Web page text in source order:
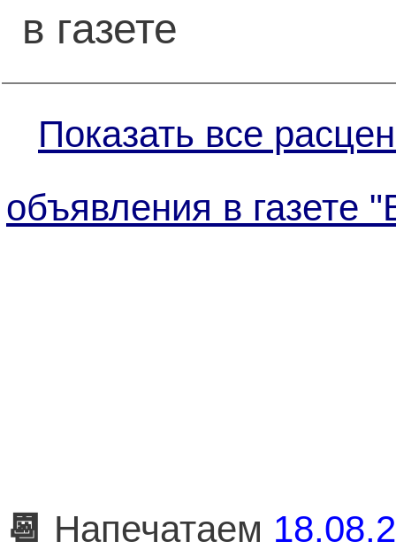
в газете
Показать все
объявления в газете
📆 Напечатаем